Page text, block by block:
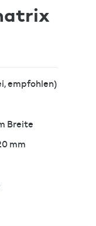
empfohlen)
Breite
mm